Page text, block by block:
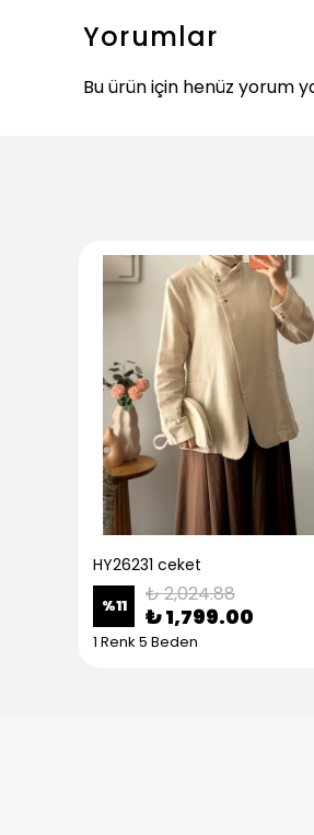
Yorumlar
Bu ürün için henüz yorum
HY26231 ceket
%11 ₺ 2,024.88
₺ 1,799.00
1 Renk 5 Beden